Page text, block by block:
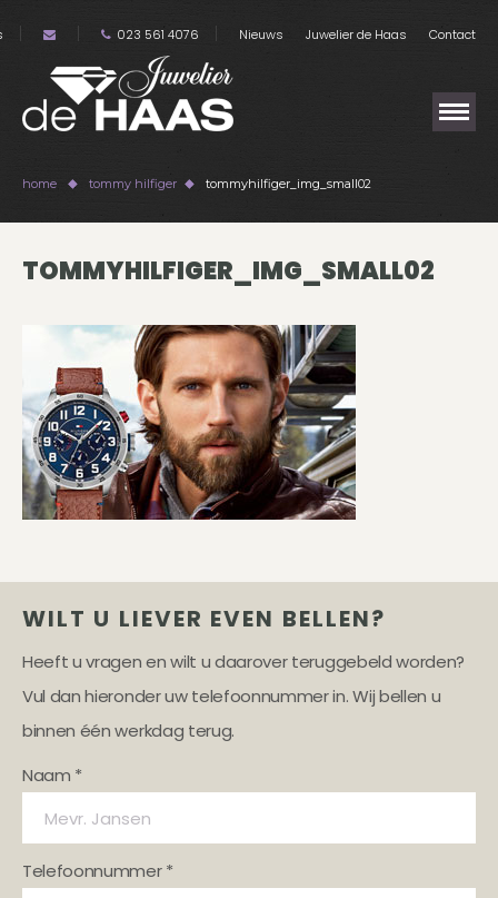
023 561 4076 Nieuws Juwelier de Haas Contact
home tommy hilfiger tommyhilfiger_img_small02
TOMMYHILFIGER_IMG_SMALL02
WILT U LIEVER EVEN BELLEN?
Heeft u vragen en wilt u daarover teruggebeld worden?
Vul dan hieronder uw telefoonnummer in. Wij bellen u
binnen één werkdag terug.
Naam *
Telefoonnummer *